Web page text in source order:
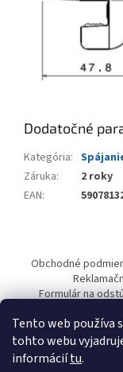
Tento web používa
tohto webu
informáciítu.
Dodatočné
Kategória:
Záruka:
2 roky
EAN:
ä
Obchodné
Formulár na